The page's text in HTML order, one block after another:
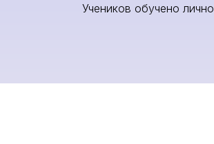
Учеников обучено лично